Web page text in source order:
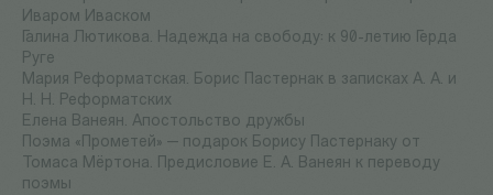
Иваром Иваском
Галина Лютикова. Надежда на свободу: к 90-летию Герда
Руге
Мария Реформатская. Борис Пастернак в записках А. А. и
Н. Н. Реформатских
Елена Ванеян. Апостольство дружбы
Поэма «Прометей» — подарок Борису Пастернаку от
Томаса Мёртона. Предисловие Е. А. Ванеян к переводу
поэмы